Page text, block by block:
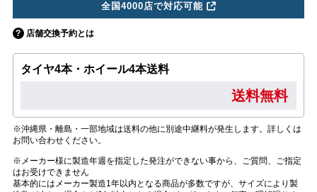
全国4000店で対応可能
店舗交換予約とは
タイヤ4本・ホイール4本送料
送料無料
※沖縄県・離島・一部地域は送料の他に別途中継料が発生します。詳しくは
お問い合わせください。
※メーカー様に製造年週を指定した発注ができない事から、ご質問、ご指定
はお受けできません
基本的にはメーカー製造1年以内となる商品が多数ですが、サイズにより製